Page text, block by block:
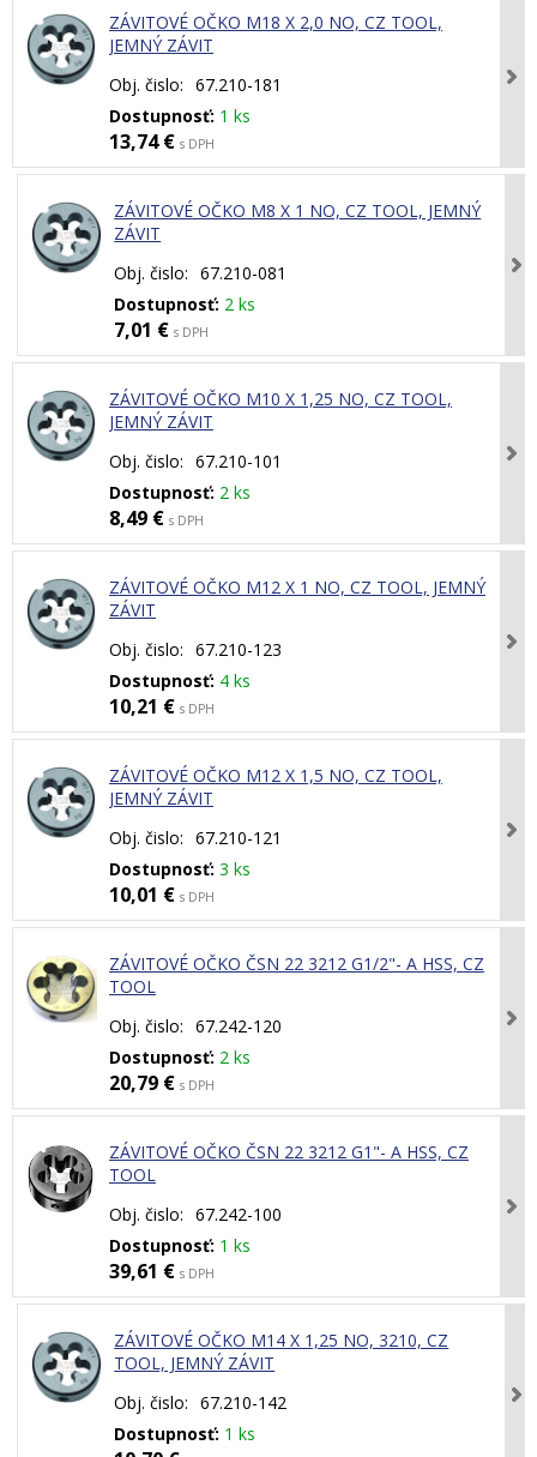
ZÁVITOVÉ OČKO M18 X 2,0 NO, CZ TOOL,
JEMNÝ ZÁVIT
Obj. čislo: 67.210-181
Dostupnosť: 1 ks
13,74 € s DPH
ZÁVITOVÉ OČKO M8 X 1 NO, CZ TOOL, JEMNÝ
ZÁVIT
Obj. čislo: 67.210-081
Dostupnosť: 2 ks
7,01 € s DPH
ZÁVITOVÉ OČKO M10 X 1,25 NO, CZ TOOL,
JEMNÝ ZÁVIT
Obj. čislo: 67.210-101
Dostupnosť: 2 ks
8,49 € s DPH
ZÁVITOVÉ OČKO M12 X 1 NO, CZ TOOL, JEMNÝ
ZÁVIT
Obj. čislo: 67.210-123
Dostupnosť: 4 ks
10,21 € s DPH
ZÁVITOVÉ OČKO M12 X 1,5 NO, CZ TOOL,
JEMNÝ ZÁVIT
Obj. čislo: 67.210-121
Dostupnosť: 3 ks
10,01 € s DPH
ZÁVITOVÉ OČKO ČSN 22 3212 G1/2"- A HSS, CZ
TOOL
Obj. čislo: 67.242-120
Dostupnosť: 2 ks
20,79 € s DPH
ZÁVITOVÉ OČKO ČSN 22 3212 G1"- A HSS, CZ
TOOL
Obj. čislo: 67.242-100
Dostupnosť: 1 ks
39,61 € s DPH
ZÁVITOVÉ OČKO M14 X 1,25 NO, 3210, CZ
TOOL, JEMNÝ ZÁVIT
Obj. čislo: 67.210-142
Dostupnosť: 1 ks